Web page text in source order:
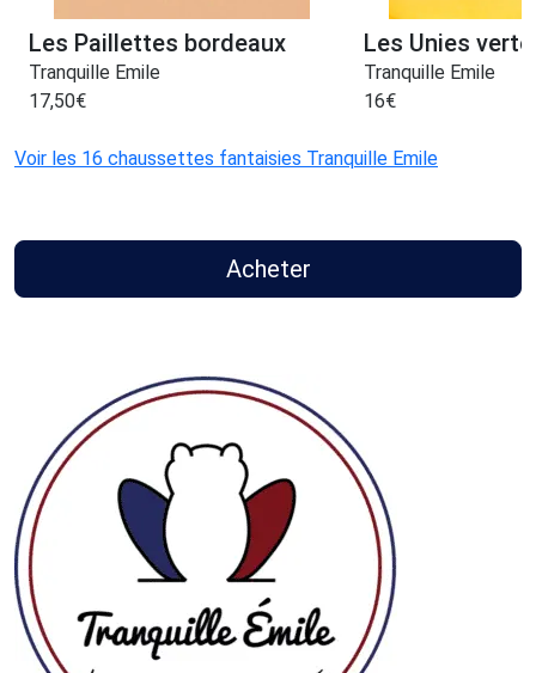
Les Paillettes bordeaux
Tranquille Emile
17,50€
Les Unies
Tranquille Emile
16€
Voir les 16 chaussettes fantaisies Tranquille Emile
Acheter